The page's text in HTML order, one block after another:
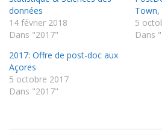
données
14 février 2018
Dans "2017"
Town,
5
Dans
2017: Offre de post-doc aux
Açores
5 octobre 2017
Dans "2017"